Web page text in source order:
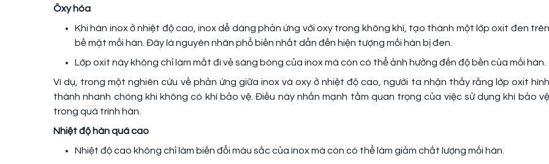
Ôxy hóa
Khi hàn inox ở nhiệt độ cao, inox dễ dàng phản ứng với oxy trong không khí, tạo thành một lớp oxit đen trên
bề mặt mối hàn. Đây là nguyên nhân phổ biến nhất dẫn đến hiện tượng mối hàn bị đen.
Lớp oxit này không chỉ làm mất đi vẻ sáng bóng của inox mà còn có thể ảnh hưởng đến độ bền của mối hàn.
Ví dụ, trong một nghiên cứu về phản ứng giữa inox và oxy ở nhiệt độ cao, người ta nhận thấy rằng lớp oxit hình
thành nhanh chóng khi không có khí bảo vệ. Điều này nhấn mạnh tầm quan trọng của việc sử dụng khí bảo vệ
trong quá trình hàn.
Nhiệt độ hàn quá cao
Nhiệt độ cao không chỉ làm biến đổi màu sắc của inox mà còn có thể làm giảm chất lượng mối hàn.